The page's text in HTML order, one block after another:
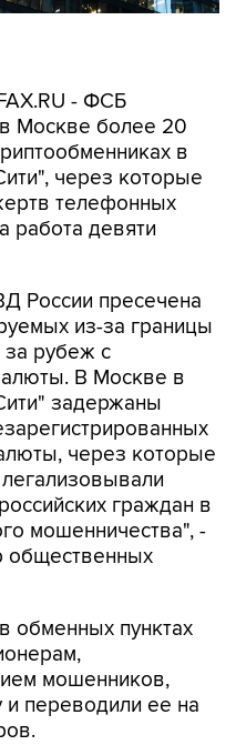
- ФСБ
Москве более 20
в
через которые
телефонных
работа девяти
России пресечена
из-за границы
рубеж с
В Москве в
задержаны
через которые
граждан в
мошенничества", -
общественных
обменных пунктах
мошенников,
и переводили ее на